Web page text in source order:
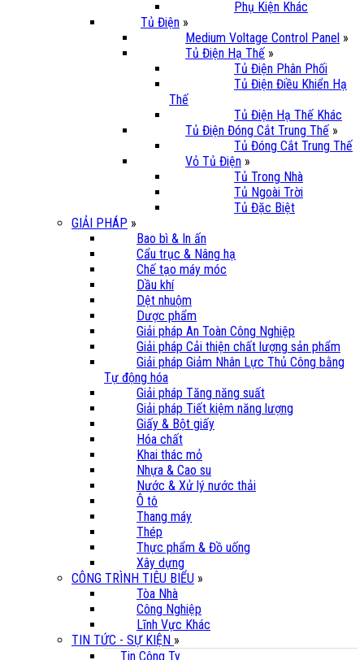
Phụ Kiện Khác
Tủ Điện »
Medium Voltage Control Panel »
Tủ Điện Hạ Thế »
Tủ Điện Phân Phối
Tủ Điện Điều Khiển Hạ
Thế
Tủ Điện Hạ Thế Khác
Tủ Điện Đóng Cắt Trung Thế »
Tủ Đóng Cắt Trung Thế
Vỏ Tủ Điện »
Tủ Trong Nhà
Tủ Ngoài Trời
Tủ Đặc Biệt
GIẢI PHÁP »
Bao bì & In ấn
Cẩu trục & Nâng hạ
Chế tạo máy móc
Dầu khí
Dệt nhuộm
Dược phẩm
Giải pháp An Toàn Công Nghiệp
Giải pháp Cải thiện chất lượng sản phẩm
Giải pháp Giảm Nhân Lực Thủ Công bằng
Tự động hóa
Giải pháp Tăng năng suất
Giải pháp Tiết kiệm năng lượng
Giấy & Bột giấy
Hóa chất
Khai thác mỏ
Nhựa & Cao su
Nước & Xử lý nước thải
Ô tô
Thang máy
Thép
Thực phẩm & Đồ uống
Xây dựng
CÔNG TRÌNH TIÊU BIỂU »
Tòa Nhà
Công Nghiệp
Lĩnh Vực Khác
TIN TỨC - SỰ KIỆN »
Tin Công Ty